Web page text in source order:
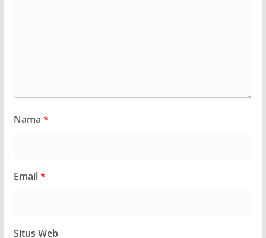
Nama *
Email*
Situs Web